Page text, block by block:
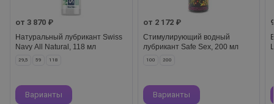
от 3 870 ₽
Натуральный лубрикант Swiss
Navy All Natural, 118 мл
29,5 59 118
Варианты
от 2 172 ₽
Стимулирующий водный
лубрикант Safe Sex, 200 мл
100 200
Варианты